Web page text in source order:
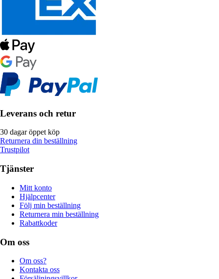
Leverans och retur
30 dagar öppet köp
Returnera din beställning
Trustpilot
Tjänster
Mitt konto
Hjälpcenter
Följ min beställning
Returnera min beställning
Rabattkoder
Om oss
Om oss?
Kontakta oss